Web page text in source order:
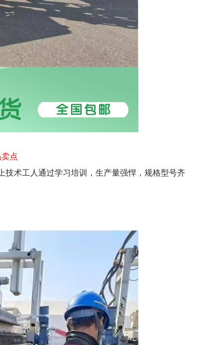
点
术工人通过学习培训，生产量强悍，规格型号齐